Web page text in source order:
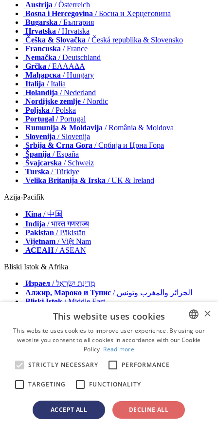
Austrija / Österreich
Bosna i Hercegovina / Босна и Херцеговина
Bugarska / България
Hrvatska / Hrvatska
Češka & Slovačka / Česká republika & Slovensko
Francuska / France
Nemačka / Deutschland
Grčka / ΕΛΛΑΔΑ
Мађарска / Hungary
Italija / Italia
Holandija / Nederland
Nordijske zemlje / Nordic
Poljska / Polska
Portugal / Portugal
Rumunija & Moldavija / România & Moldova
Slovenija / Slovenija
Srbija & Crna Gora / Србија и Црна Гора
Španija / España
Švajcarska / Schweiz
Turska / Türkiye
Velika Britanija & Irska / UK & Ireland
Azija-Pacifik
Kina / 中国
Indija / भारत गणराज्य
Pakistan / Pākistān
Vijetnam / Việt Nam
АСЕАН/ ASEAN
Bliski Istok & Afrika
Израел
/ מְדִינַת יִשְׂרָאֵל
Алжир, Мароко и Тунис
/ الجزائر والمغرب وتونس
Bliski Istok/ Middle East
Oglašavajte se sa nama
Kontakt
Uslovi & amp; odredbe
Pravila o privatnosti podataka
© 2026 - Sva prava zadržana – Dental Tribune International
advertisement
ENGLISH
PORTUGUESE
×
This website uses cookies
This website uses cookies to improve user experience. By using our
website you consent to all cookies in accordance with our Cookie
Policy. Read more
STRICTLY NECESSARY
PERFORMANCE
TARGETING FUNCTIONALITY
ACCEPT ALL DECLINE ALL